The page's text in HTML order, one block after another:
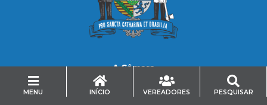
MENU INÍCIO VEREADORES PESQUISAR
A Câmara
Funçōes